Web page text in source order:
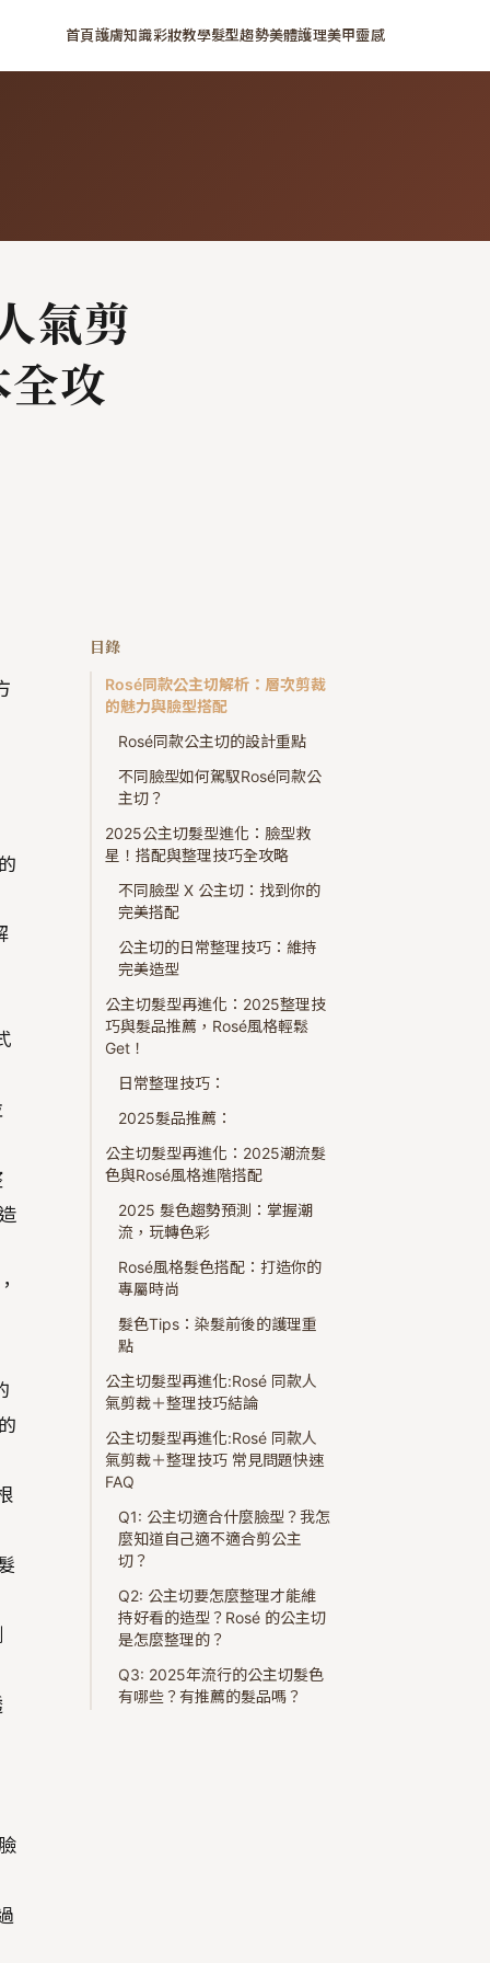
首頁護膚知識彩妝教學髮型趨勢美體護理美甲靈感
氣剪
攻
目錄
Rosé同款公主切解析：層次剪裁
的魅力與臉型搭配
Rosé同款公主切的設計重點
不同臉型如何駕馭Rosé同款公
主切？
2025公主切髮型進化：臉型救
星！搭配與整理技巧全攻略
不同臉型 X 公主切：找到你的
完美搭配
公主切的日常整理技巧：維持
完美造型
公主切髮型再進化：2025整理技
巧與髮品推薦，Rosé風格輕鬆
Get！
日常整理技巧：
2025髮品推薦：
公主切髮型再進化：2025潮流髮
色與Rosé風格進階搭配
2025 髮色趨勢預測：掌握潮
流，玩轉色彩
Rosé風格髮色搭配：打造你的
專屬時尚
髮色Tips：染髮前後的護理重
點
公主切髮型再進化:Rosé 同款人
氣剪裁＋整理技巧結論
公主切髮型再進化:Rosé 同款人
氣剪裁＋整理技巧 常見問題快速
FAQ
Q1: 公主切適合什麼臉型？我怎
麼知道自己適不適合剪公主
切？
Q2: 公主切要怎麼整理才能維
持好看的造型？Rosé 的公主切
是怎麼整理的？
Q3: 2025年流行的公主切髮色
有哪些？有推薦的髮品嗎？